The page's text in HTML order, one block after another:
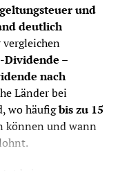
zählen.
Depot sollte
Steuern und Erträge
ist wichtig, ob
sauber
Beträge
nötige Unterlagen
und
deutlich
Dividende –
nach
Länder bei
wo häufigbis zu 15
können und wann